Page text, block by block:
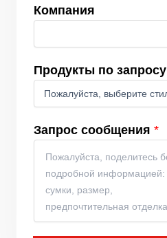
Компания
Продукты по запросу
Запрос сообщения *